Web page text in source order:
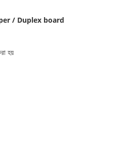
paper / Duplex board
হয়